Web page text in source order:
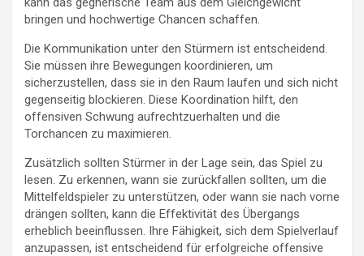
bringen und hochwertige Chancen schaffen.
Die Kommunikation unter den Stürmern ist entscheidend.
Sie müssen ihre Bewegungen koordinieren, um
sicherzustellen, dass sie in den Raum laufen und sich nicht
gegenseitig blockieren. Diese Koordination hilft, den
offensiven Schwung aufrechtzuerhalten und die
Torchancen zu maximieren.
Zusätzlich sollten Stürmer in der Lage sein, das Spiel zu
lesen. Zu erkennen, wann sie zurückfallen sollten, um die
Mittelfeldspieler zu unterstützen, oder wann sie nach vorne
drängen sollten, kann die Effektivität des Übergangs
erheblich beeinflussen. Ihre Fähigkeit, sich dem Spielverlauf
anzupassen, ist entscheidend für erfolgreiche offensive